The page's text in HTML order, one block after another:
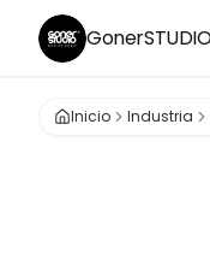
Inicio Industria